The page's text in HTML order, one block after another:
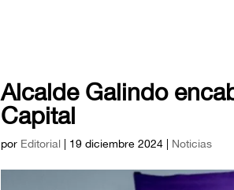
Alcalde Galindo
Capital
por Editorial 19 diciembre 2024 Noticias